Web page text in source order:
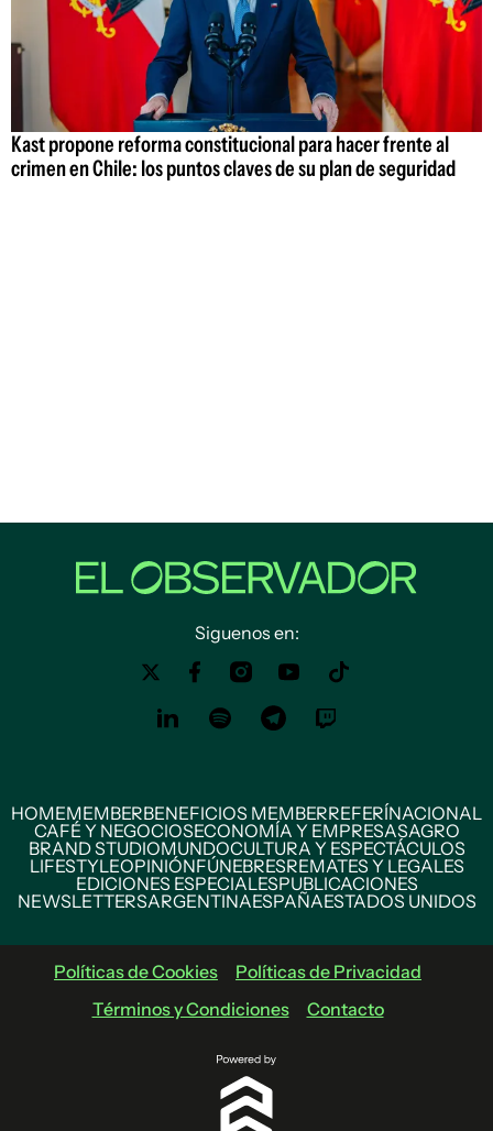
Kast propone reforma constitucional para hacer frente al
crimen en Chile: los puntos claves de su plan de seguridad
Siguenos en:
HOMEMEMBERBENEFICIOS MEMBERREFERÍNACIONAL
CAFÉ Y NEGOCIOSECONOMÍA Y EMPRESASAGRO
BRAND STUDIOMUNDOCULTURA Y ESPECTÁCULOS
LIFESTYLEOPINIÓNFÚNEBRESREMATES Y LEGALES
EDICIONES ESPECIALESPUBLICACIONES
NEWSLETTERSARGENTINAESPAÑAESTADOS UNIDOS
Políticas de Cookies
Políticas de Privacidad
Términos y Condiciones
Contacto